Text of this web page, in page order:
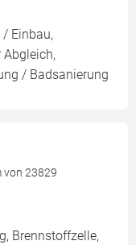
Einbau,
Abgleich,
/ Badsanierung
von 23829
Brennstoffzelle,